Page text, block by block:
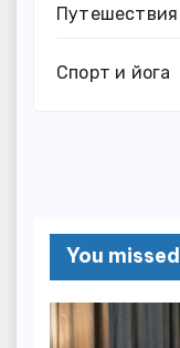
Путешествия
Спорт и йога
You missed